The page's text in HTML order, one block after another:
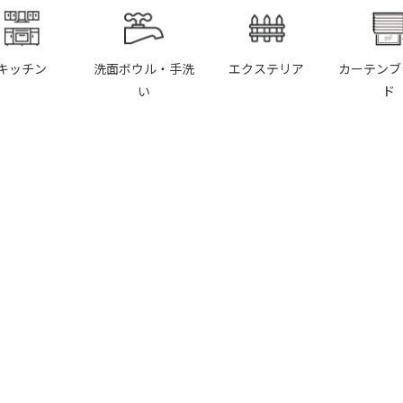
ッチン
洗面ボウル・手洗
い
エクステリア
カーテン
ド